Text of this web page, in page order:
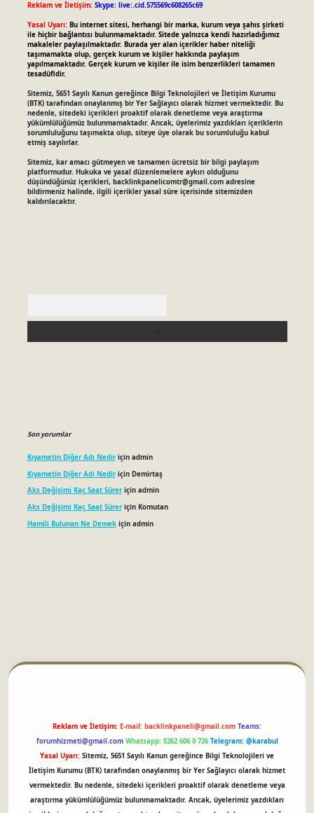
Reklam ve İletişim: Skype: live:.cid.575569c608265c69
Yasal Uyarı: Bu internet sitesi, herhangi bir marka, kurum veya şahıs şirketi
ile hiçbir bağlantısı bulunmamaktadır. Sitede yalnızca kendi hazırladığımız
makaleler paylaşılmaktadır. Burada yer alan içerikler haber niteliği
taşımamakta olup, gerçek kurum ve kişiler hakkında paylaşım
yapılmamaktadır. Gerçek kurum ve kişiler ile isim benzerlikleri tamamen
tesadüfidir.
Sitemiz, 5651 Sayılı Kanun gereğince Bilgi Teknolojileri ve İletişim Kurumu
(BTK) tarafından onaylanmış bir Yer Sağlayıcı olarak hizmet vermektedir. Bu
nedenle, sitedeki içerikleri proaktif olarak denetleme veya araştırma
yükümlülüğümüz bulunmamaktadır. Ancak, üyelerimiz yazdıkları içeriklerin
sorumluluğunu taşımakta olup, siteye üye olarak bu sorumluluğu kabul
etmiş sayılırlar.
Sitemiz, kar amacı gütmeyen ve tamamen ücretsiz bir bilgi paylaşım
platformudur. Hukuka ve yasal düzenlemelere aykırı olduğunu
düşündüğünüz içerikleri, backlinkpanelicomtr@gmail.comadresine
bildirmeniz halinde, ilgili içerikler yasal süre içerisinde sitemizden
kaldırılacaktır.
Son yorumlar
Kıyametin Diğer Adı Nediriçin admin
Kıyametin Diğer Adı Nediriçin Demirtaş
Aks Değişimi Kaç Saat Süreriçin admin
Aks Değişimi Kaç Saat Süreriçin Komutan
Hamili Bulunan Ne Demekiçin admin
Reklam ve İletişim: E-mail: backlinkpaneli@gmail.com Teams:
forumhizmeti@gmail.com Whatsapp: 0262 606 0 726 Telegram: @karabul
Yasal Uyarı: Sitemiz, 5651 Sayılı Kanun gereğince Bilgi Teknolojileri ve
İletişim Kurumu (BTK) tarafından onaylanmış bir Yer Sağlayıcı olarak hizmet
vermektedir. Bu nedenle, sitedeki içerikleri proaktif olarak denetleme veya
araştırma yükümlülüğümüz bulunmamaktadır. Ancak, üyelerimiz yazdıkları